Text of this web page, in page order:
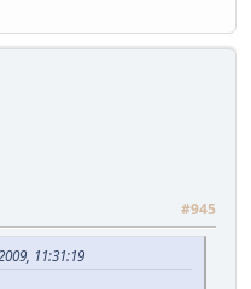
#945
11:31:19